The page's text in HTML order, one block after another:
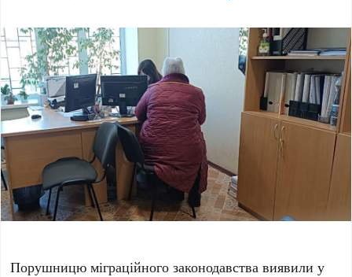
Порушницю міграційного законодавства виявили у